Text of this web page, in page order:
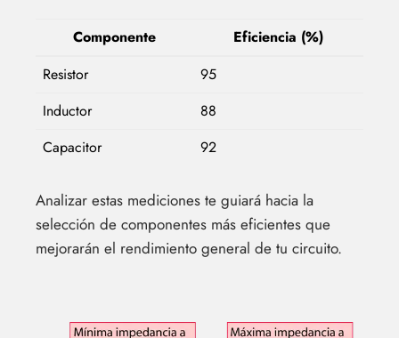
Componente
Eficiencia (%)
Resistor
95
Inductor
88
Capacitor
92
Analizar estas mediciones te guiará hacia la
selección de componentes más eficientes que
mejorarán el rendimiento general de tu circuito.